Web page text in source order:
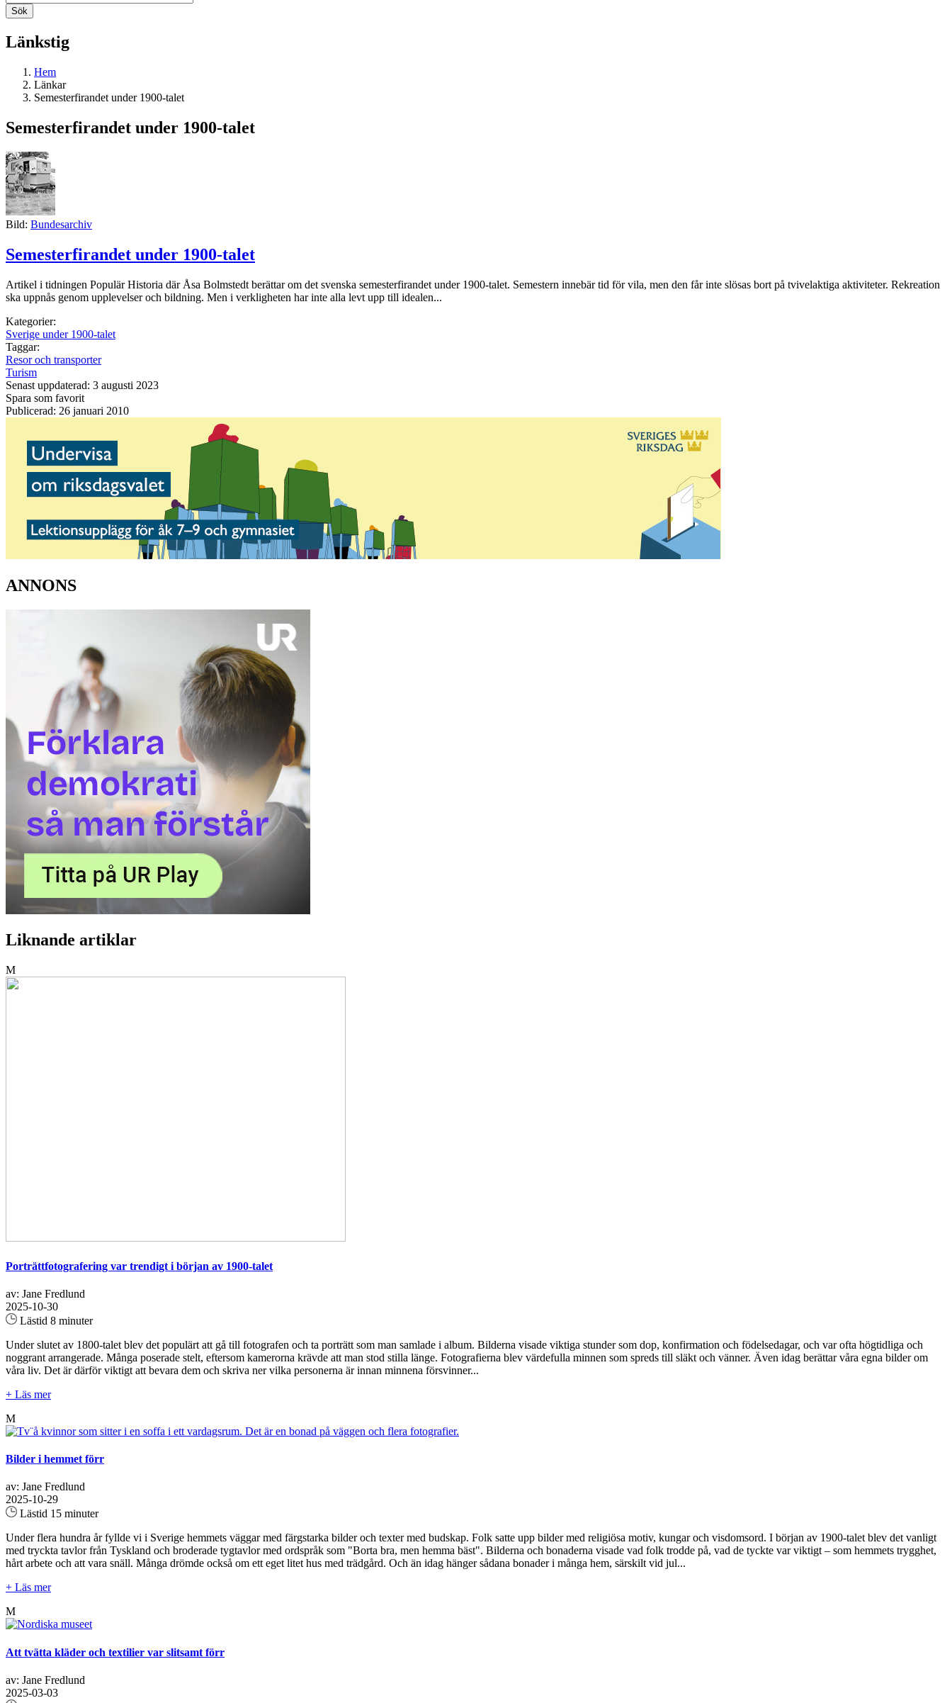
Länkstig
Hem
Länkar
Semesterfirandet under 1900-talet
Semesterfirandet under 1900-talet
Bild: Bundesarchiv
Semesterfirandet under 1900-talet
Artikel i tidningen Populär Historia där Åsa Bolmstedt berättar om det svenska semesterfirandet under 1900-talet. Semestern innebär tid för vila, men den får inte slösas bort på tvivelaktiga aktiviteter. Rekreation
ska uppnås genom upplevelser och bildning. Men i verkligheten har inte alla levt upp till idealen...
Kategorier:
Sverige under 1900-talet
Taggar:
Resor och transporter
Turism
Senast uppdaterad: 3 augusti 2023
Spara som favorit
Publicerad: 26 januari 2010
ANNONS
Liknande artiklar
M
Porträttfotografering var trendigt i början av 1900-talet
av: Jane Fredlund
2025-10-30
Lästid 8 minuter
Under slutet av 1800-talet blev det populärt att gå till fotografen och ta porträtt som man samlade i album. Bilderna visade viktiga stunder som dop, konfirmation och födelsedagar, och var ofta högtidliga och
noggrant arrangerade. Många poserade stelt, eftersom kamerorna krävde att man stod stilla länge. Fotografierna blev värdefulla minnen som spreds till släkt och vänner. Även idag berättar våra egna bilder om
våra liv. Det är därför viktigt att bevara dem och skriva ner vilka personerna är innan minnena försvinner...
+ Läs mer
M
Bilder i hemmet förr
av: Jane Fredlund
2025-10-29
Lästid 15 minuter
Under flera hundra år fyllde vi i Sverige hemmets väggar med färgstarka bilder och texter med budskap. Folk satte upp bilder med religiösa motiv, kungar och visdomsord. I början av 1900-talet blev det vanligt
med tryckta tavlor från Tyskland och broderade tygtavlor med ordspråk som "Borta bra, men hemma bäst". Bilderna och bonaderna visade vad folk trodde på, vad de tyckte var viktigt – som hemmets trygghet,
hårt arbete och att vara snäll. Många drömde också om ett eget litet hus med trädgård. Och än idag hänger sådana bonader i många hem, särskilt vid jul...
+ Läs mer
M
Att tvätta kläder och textilier var slitsamt förr
av: Jane Fredlund
2025-03-03